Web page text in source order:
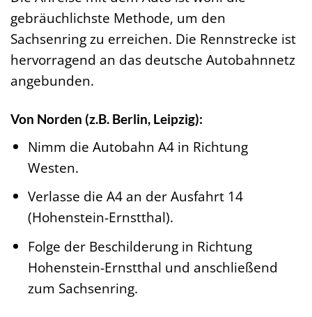
gebräuchlichste Methode, um den
Sachsenring zu erreichen. Die Rennstrecke ist
hervorragend an das deutsche Autobahnnetz
angebunden.
Von Norden (z.B. Berlin, Leipzig):
Nimm die Autobahn A4 in Richtung
Westen.
Verlasse die A4 an der Ausfahrt 14
(Hohenstein-Ernstthal).
Folge der Beschilderung in Richtung
Hohenstein-Ernstthal und anschließend
zum Sachsenring.